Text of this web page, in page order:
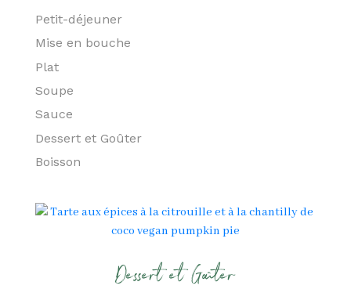
Petit-déjeuner
Mise en bouche
Plat
Soupe
Sauce
Dessert et Goûter
Boisson
Dessert et Goûter